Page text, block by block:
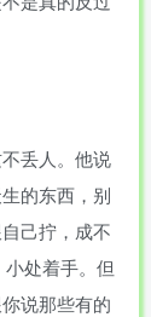
丢人。他说
的东西，别
己拧，成不
处着手。但
说那些有的